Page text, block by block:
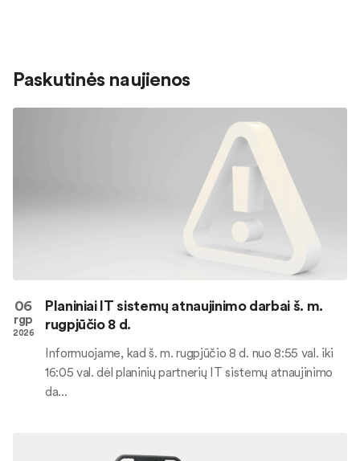
Paskutinės naujienos
06
rgp
2026
Planiniai IT sistemų atnaujinimo darbai š. m.
rugpjūčio 8 d.
Informuojame, kad š. m. rugpjūčio 8 d. nuo 8:55 val. iki
16:05 val. dėl planinių partnerių IT sistemų atnaujinimo
da...